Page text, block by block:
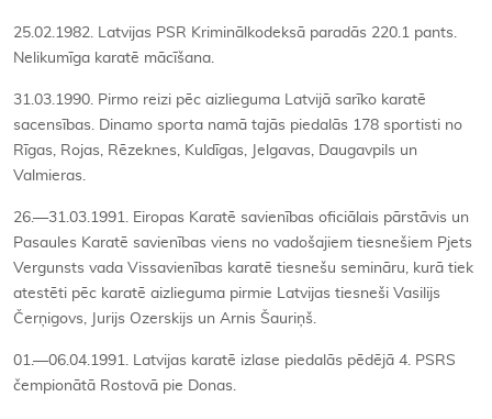
25.02.1982. Latvijas PSR Kriminālkodeksā paradās 220.1 pants.
Nelikumīga karatē mācīšana.
31.03.1990. Pirmo reizi pēc aizlieguma Latvijā sarīko karatē
sacensības. Dinamo sporta namā tajās piedalās 178 sportisti no
Rīgas, Rojas, Rēzeknes, Kuldīgas, Jelgavas, Daugavpils un
Valmieras.
26.—31.03.1991. Eiropas Karatē savienības oficiālais pārstāvis un
Pasaules Karatē savienības viens no vadošajiem tiesnešiem Pjets
Vergunsts vada Vissavienības karatē tiesnešu semināru, kurā tiek
atestēti pēc karatē aizlieguma pirmie Latvijas tiesneši Vasilijs
Čerņigovs, Jurijs Ozerskijs un Arnis Šauriņš.
01.—06.04.1991. Latvijas karatē izlase piedalās pēdējā 4. PSRS
čempionātā Rostovā pie Donas.